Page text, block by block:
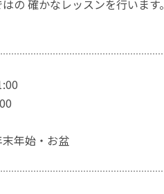
の 確かなレッスンを行います。
年始・お盆